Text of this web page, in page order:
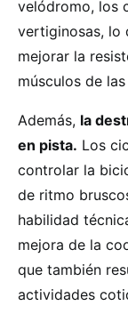
velódromo, los
vertiginosas, lo
mejorar la
músculos de
Además, la
en pista. Los
controlar la
de ritmo
habilidad
mejora de la
que también
actividades